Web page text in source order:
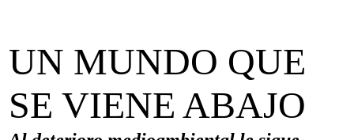
UN MUNDO QUE
SE VIENE ABAJO